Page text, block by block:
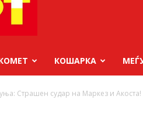
КОШАРКА
Страшен судар на Маркез и